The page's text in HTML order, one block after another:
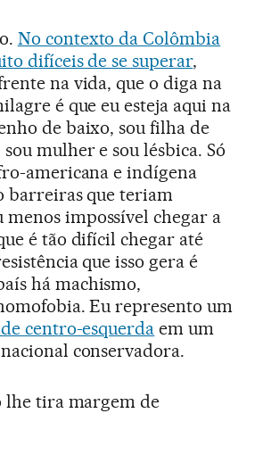
No contexto da Colômbia
difíceis de se superar,
na vida, que o diga na
é que eu esteja aqui na
de baixo, sou filha de
mulher e sou lésbica. Só
americana e indígena
barreiras que teriam
impossível chegar a
é tão difícil chegar até
que isso gera é
há machismo,
Eu represento um
centro-esquerda em um
conservadora.
tira margem de